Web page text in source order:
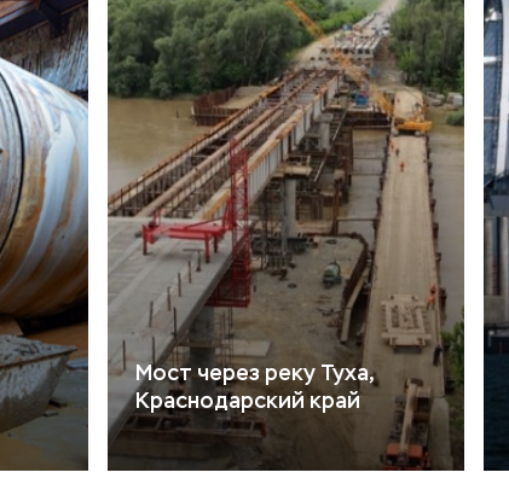
Мост через реку Туха,
Краснодарский край